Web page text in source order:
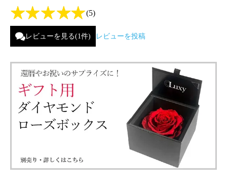
(5)
レビューを見る(1件) レビューを投稿